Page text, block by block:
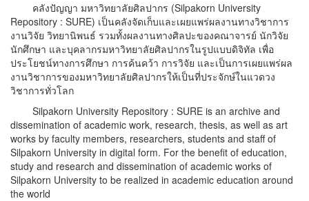
คลังปัญญา มหาวิทยาลัยศิลปากร (Silpakorn University
Repository : SURE) เป็นคลังจัดเก็บและเผยแพร่ผลงานทางวิชาการ
งานวิจัย วิทยานิพนธ์ รวมทั้งผลงานทางศิลปะของคณาจารย์ นักวิจัย
นักศึกษา และบุคลากรมหาวิทยาลัยศิลปากรในรูปแบบดิจิทัล เพื่อ
ประโยชน์ทางการศึกษา การค้นคว้า การวิจัย และเป็นการเผยแพร่ผล
งานวิชาการของมหาวิทยาลัยศิลปากรให้เป็นที่ประจักษ์ในแวดวง
วิชาการทั่วโลก
Silpakorn University Repository : SURE is an archive and
dissemination of academic work, research, thesis, as well as art
works by faculty members, researchers, students and staff of
Silpakorn University in digital form. For the benefit of education,
study and research and dissemination of academic works of
Silpakorn University to be realized in academic education around
the world